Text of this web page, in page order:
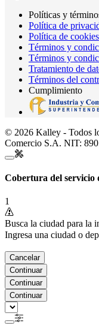
Políticas y
Política de
Política de cookies
Términos y
Términos y
Tratamiento de
Términos del
Cumplimiento
© 2026 Kalley - Todos
Comercio S.A. NIT:
Cobertura del servicio
1
Busca la ciudad para la
Ingresa una ciudad o
Cancelar
Continuar
Continuar
Continuar